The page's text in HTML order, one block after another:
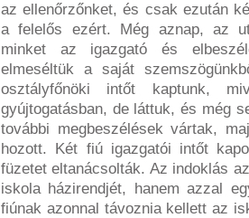
az ellenőrzőnket, és csak ezután
a felelős ezért. Még aznap, az
minket az igazgató és
elmeséltük a saját
osztályfőnöki intőt kaptunk,
gyújtogatásban, de láttuk, és még
további megbeszélések vártak,
hozott. Két fiú igazgatói intőt
füzetet eltanácsolták. Az indoklás
iskola házirendjét, hanem azzal
fiúnak azonnal távoznia kellett az